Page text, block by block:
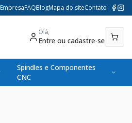
EmpresaFAQBlogMapa do siteContato
Olá,
Entre ou cadastre-se
Spindles e Componentes
CNC